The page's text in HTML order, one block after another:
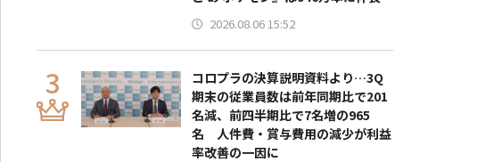
2026.08.06 15:52
コロプラの決算説明資料より…3Q
期末の従業員数は前年同期比で201
名減、前四半期比で7名増の965
名 人件費・賞与費用の減少が利益
率改善の一因に